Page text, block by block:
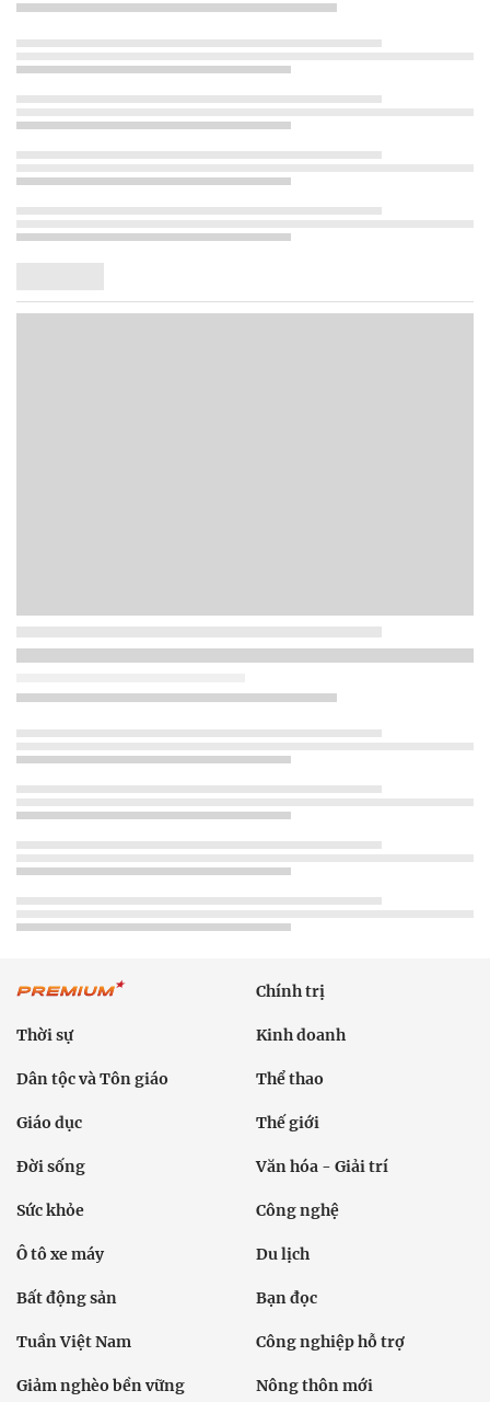
Chính trị
Thời sự Kinh doanh
Dân tộc và Tôn giáo Thể thao
Giáo dục Thế giới
Đời sống Văn hóa - Giải trí
Sức khỏe Công nghệ
Ô tô xe máy Du lịch
Bất động sản Bạn đọc
Tuần Việt Nam Công nghiệp hỗ trợ
Giảm nghèo bền vững Nông thôn mới